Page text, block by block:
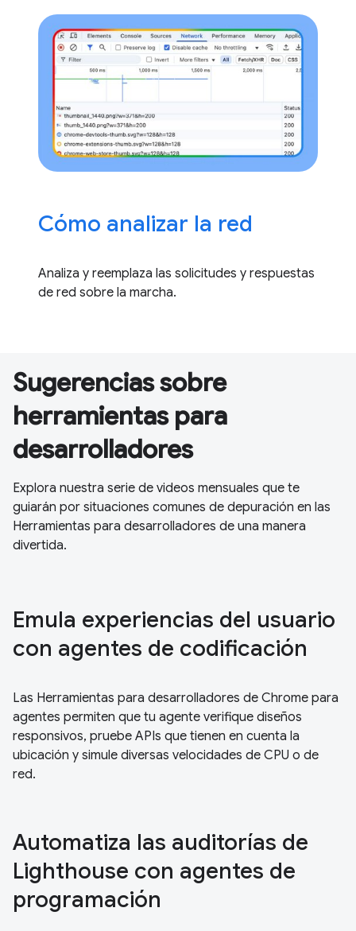
Cómo analizar la red
Analiza y reemplaza las solicitudes y respuestas
de red sobre la marcha.
Sugerencias sobre
herramientas para
desarrolladores
Explora nuestra serie de videos mensuales que te
guiarán por situaciones comunes de depuración en las
Herramientas para desarrolladores de una manera
divertida.
Emula experiencias del usuario
con agentes de codificación
Las Herramientas para desarrolladores de Chrome para
agentes permiten que tu agente verifique diseños
responsivos, pruebe APIs que tienen en cuenta la
ubicación y simule diversas velocidades de CPU o de
red.
Automatiza las auditorías de
Lighthouse con agentes de
programación